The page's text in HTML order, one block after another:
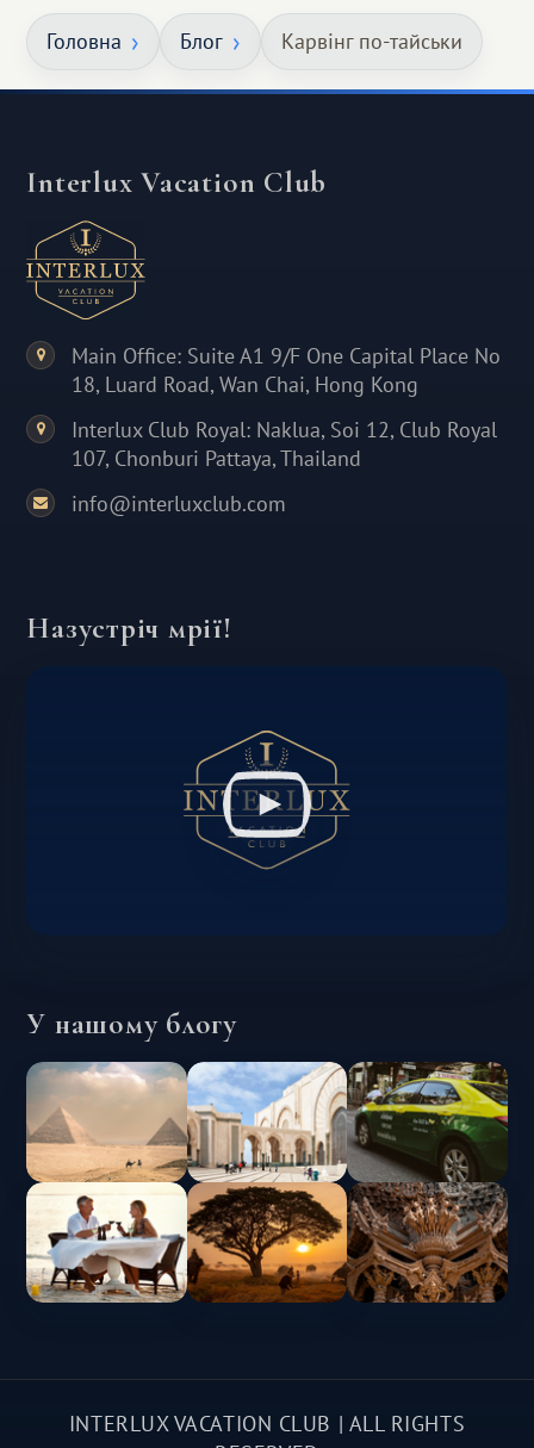
Головна Блог Карвінг по-тайськи
Interlux Vacation Club
Main Office: Suite A1 9/F One Capital Place No
18, Luard Road, Wan Chai, Hong Kong
Interlux Club Royal: Naklua, Soi 12, Club Royal
107, Chonburi Pattaya, Thailand
info@interluxclub.com
Назустріч мрії!
У нашому блогу
INTERLUX VACATION CLUB | ALL RIGHTS